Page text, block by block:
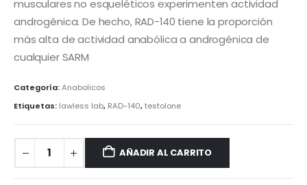
musculares no esqueléticos experimenten actividad
androgénica. De hecho, RAD-140 tiene la proporción
más alta de actividad anabólica a androgénica de
cualquier SARM
Categoría:Anabolicos
Etiquetas: lawless lab, RAD-140,testolone
AÑADIR AL CARRITO